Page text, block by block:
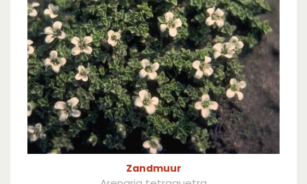
Zandmuur